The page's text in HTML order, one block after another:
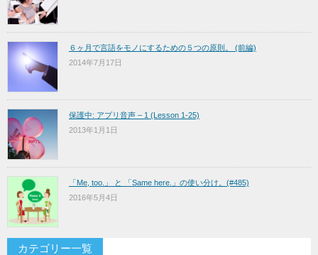
６ヶ月で言語をモノにするための５つの原則。 (前編)
2014年7月17日
保護中: アプリ音声 – 1 (Lesson 1-25)
2013年1月1日
「Me, too.」 と 「Same here.」の使い分け。(#485)
2016年5月4日
カテゴリー一覧